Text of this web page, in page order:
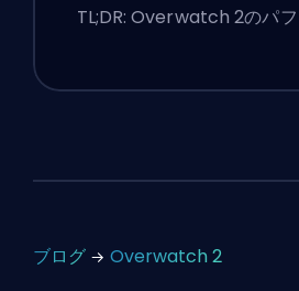
TL;DR: Overwatch 2のパ
ブログ Overwatch 2